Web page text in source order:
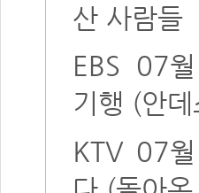
산 사람들
EBS
07
기행 (안
KTV 07